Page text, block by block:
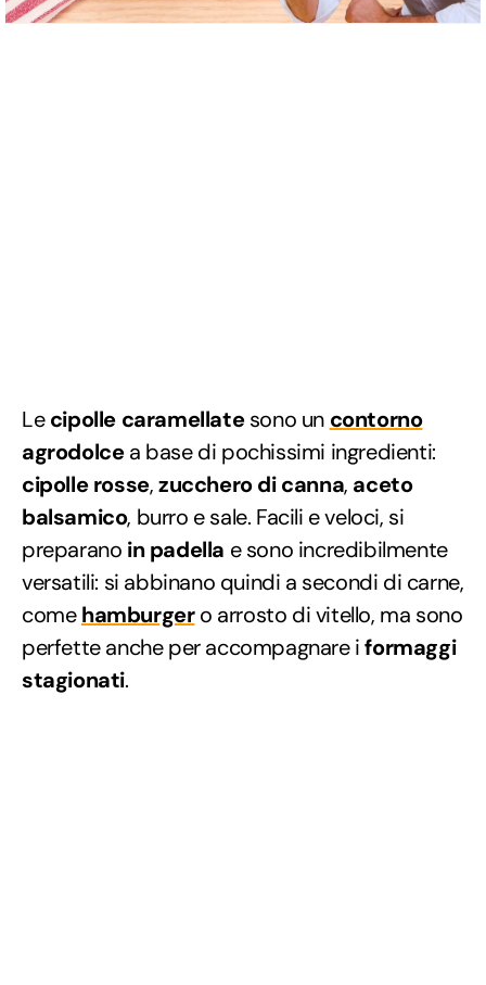
Lecipolle caramellatesono un contorno
agrodolcea base di pochissimi ingredienti:
cipolle rosse,zucchero di canna, aceto
balsamico, burro e sale. Facili e veloci, si
preparano in padella e sono incredibilmente
versatili: si abbinano quindi a secondi di carne,
comehamburgero arrosto di vitello, ma sono
perfette anche per accompagnare iformaggi
stagionati.